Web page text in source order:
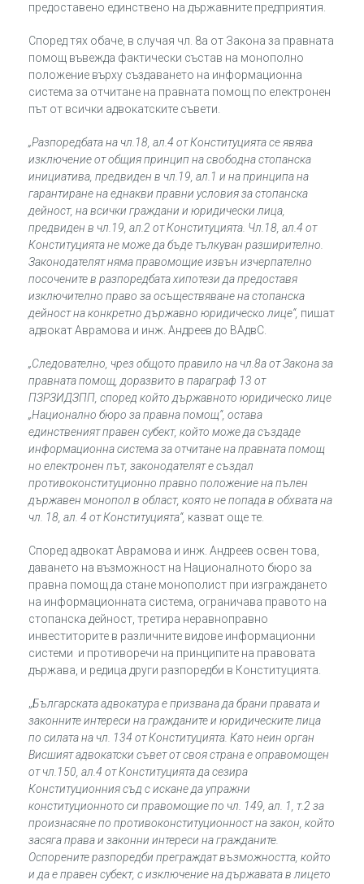
предоставено единствено на държавните предприятия.
Според тях обаче, в случая чл. 8а от Закона за правната
помощ въвежда фактически състав на монополно
положение върху създаването на информационна
система за отчитане на правната помощ по електронен
път от всички адвокатските съвети.
„Разпоредбата на чл.18, ал.4 от Конституцията се явява
изключение от общия принцип на свободна стопанска
инициатива, предвиден в чл.19, ал.1 и на принципа на
гарантиране на еднакви правни условия за стопанска
дейност, на всички граждани и юридически лица,
предвиден в чл.19, ал.2 от Конституцията. Чл.18, ал.4 от
Конституцията не може да бъде тълкуван разширително.
Законодателят няма правомощие извън изчерпателно
посочените в разпоредбата хипотези да предоставя
изключително право за осъществяване на стопанска
дейност на конкретно държавно юридическо лице“, пишат
адвокат Аврамова и инж. Андреев до ВАдвС.
„Следователно, чрез общото правило на чл.8а от Закона за
правната помощ, доразвито в параграф 13 от
ПЗРЗИДЗПП, според който държавното юридическо лице
„Национално бюро за правна помощ“, остава
единственият правен субект, който може да създаде
информационна система за отчитане на правната помощ
но електронен път, законодателят е създал
противоконституционно правно положение на пълен
държавен монопол в област, която не попада в обхвата на
чл. 18, ал. 4 от Конституцията“, казват още те.
Според адвокат Аврамова и инж. Андреев освен това,
даването на възможност на Националното бюро за
правна помощ да стане монополист при изграждането
на информационната система, ограничава правото на
стопанска дейност, третира неравноправно
инвеститорите в различните видове информационни
системи и противоречи на принципите на правовата
държава, и редица други разпоредби в Конституцията.
„Българската адвокатура е призвана да брани правата и
законните интереси на гражданите и юридическите лица
по силата на чл. 134 от Конституцията. Като неин орган
Висшият адвокатски съвет от своя страна е оправомощен
от чл.150, ал.4 от Конституцията да сезира
Конституционния съд с искане да упражни
конституционното си правомощие по чл. 149, ал. 1, т.2 за
произнасяне по противоконституционност на закон, който
засяга права и законни интереси на гражданите.
Оспорените разпоредби преграждат възможността, който
и да е правен субект, с изключение на държавата в лицето